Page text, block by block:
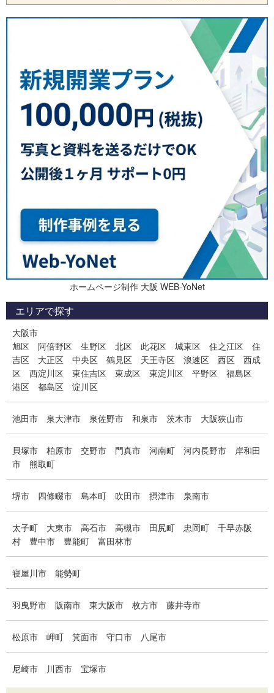
ホームページ制作 大阪 WEB-YoNet
エリアで探す
大阪市
旭区
阿倍野区 生野区 北区 此花区 城東区 住之江区
住
吉区
大正区 中央区 鶴見区 天王寺区 浪速区 西区
西成
区
西淀川区 東住吉区 東成区 東淀川区 平野区
福島区
港区
都島区 淀川区
池田市 泉大津市 泉佐野市 和泉市 茨木市 大阪狭山市
貝塚市 柏原市 交野市 門真市 河南町 河内長野市
岸和田
市
熊取町
堺市 四條畷市 島本町 吹田市 摂津市 泉南市
太子町 大東市 高石市 高槻市 田尻町 忠岡町
千早赤阪
村
豊中市 豊能町 富田林市
寝屋川市 能勢町
羽曳野市 阪南市 東大阪市 枚方市 藤井寺市
松原市 岬町 箕面市 守口市 八尾市
尼崎市 川西市 宝塚市